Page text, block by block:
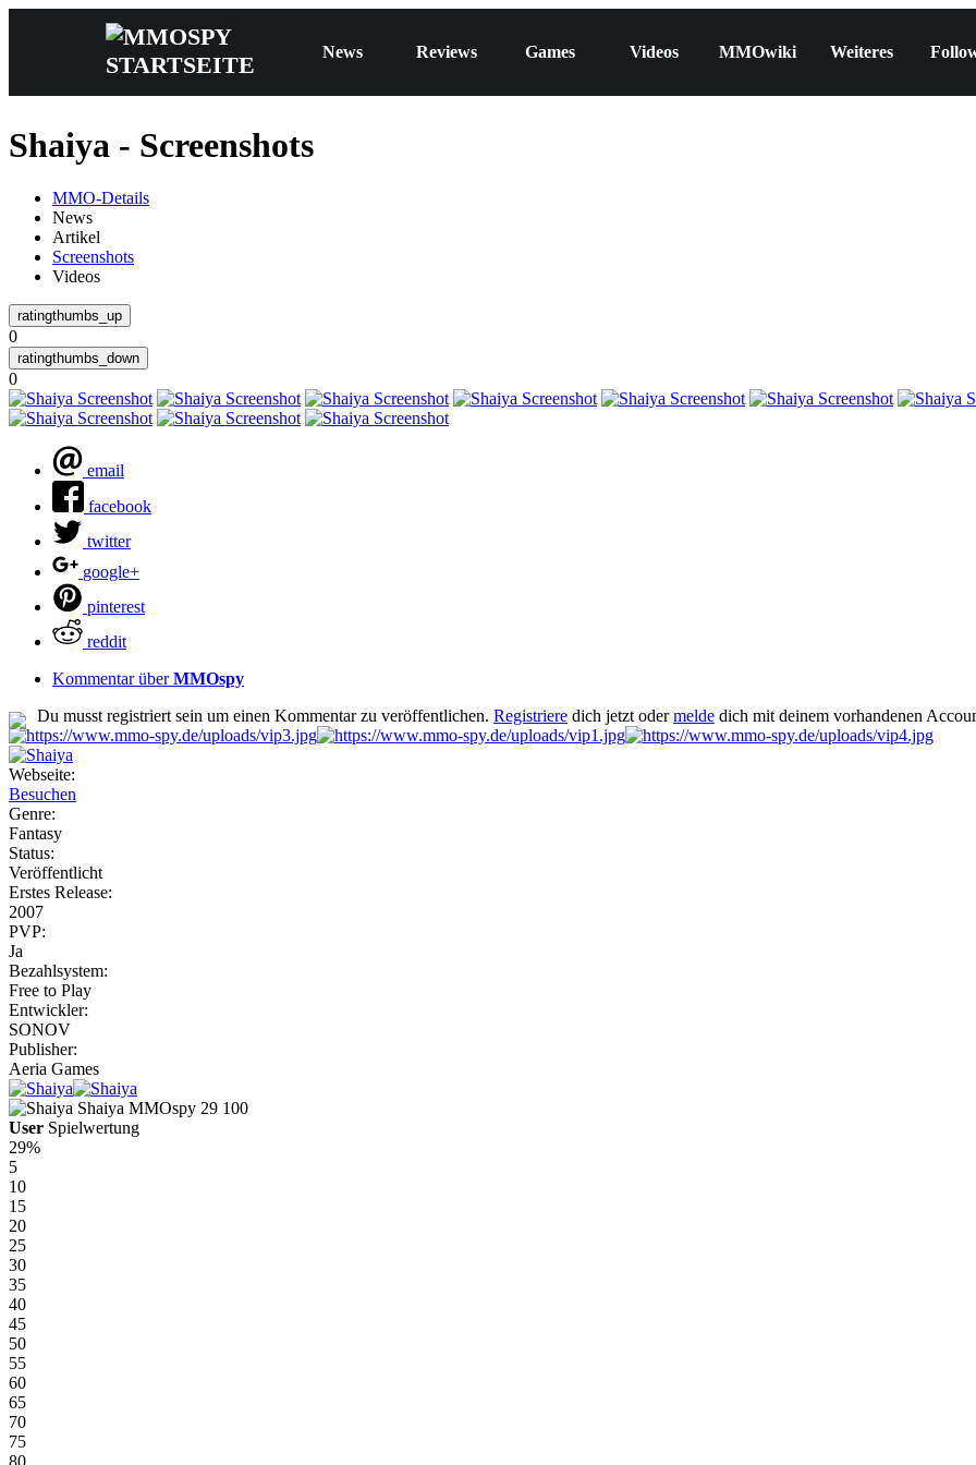
News Reviews Games Videos MMOwiki Weiteres
Shaiya - Screenshots
MMO-Details
News
Artikel
Screenshots
Videos
0
0
email
facebook
twitter
google+
pinterest
reddit
Kommentar überMMOspy
Du musst registriert sein um einen Kommentar zu veröffentlichen. Registriere dich jetzt odermelde dich mit deinem vorhandenen
Webseite:
Besuchen
Genre:
Fantasy
Status:
Veröffentlicht
Erstes Release:
2007
PVP:
Ja
Bezahlsystem:
Free to Play
Entwickler:
SONOV
Publisher:
Aeria Games
Shaiya MMOspy 29 100
User Spielwertung
29%
5
10
15
20
25
30
35
40
45
50
55
60
65
70
75
80